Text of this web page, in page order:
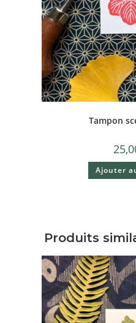
Tampon
Ajouter
Produits